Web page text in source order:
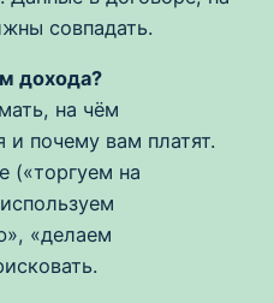
совпадать.
дохода?
на чём
и почему вам платят.
(«торгуем на
«делаем